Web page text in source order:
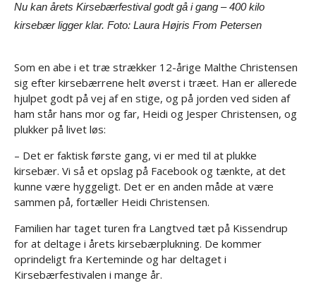
Nu kan årets Kirsebærfestival godt gå i gang – 400 kilo
kirsebær ligger klar. Foto: Laura Højris From Petersen
Som en abe i et træ strækker 12-årige Malthe Christensen
sig efter kirsebærrene helt øverst i træet. Han er allerede
hjulpet godt på vej af en stige, og på jorden ved siden af
ham står hans mor og far, Heidi og Jesper Christensen, og
plukker på livet løs:
– Det er faktisk første gang, vi er med til at plukke
kirsebær. Vi så et opslag på Facebook og tænkte, at det
kunne være hyggeligt. Det er en anden måde at være
sammen på, fortæller Heidi Christensen.
Familien har taget turen fra Langtved tæt på Kissendrup
for at deltage i årets kirsebærplukning. De kommer
oprindeligt fra Kerteminde og har deltaget i
Kirsebærfestivalen i mange år.